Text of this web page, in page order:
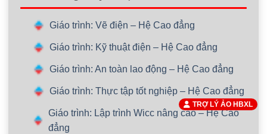
Giáo trình: Vẽ điện – Hệ Cao đẳng
Giáo trình: Kỹ thuật điện – Hệ Cao đẳng
Giáo trình: An toàn lao động – Hệ Cao đẳng
Giáo trình: Thực tập tốt nghiệp – Hệ Cao đẳng
Giáo trình: Lập trình Wicc nâng cao – Hệ Cao
đẳng
TRỢ LÝ ẢO HBXL